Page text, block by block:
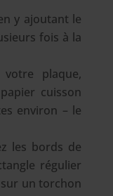
y ajoutant le
fois à la
plaque,
cuisson
environ – le
les bords de
régulier
un torchon